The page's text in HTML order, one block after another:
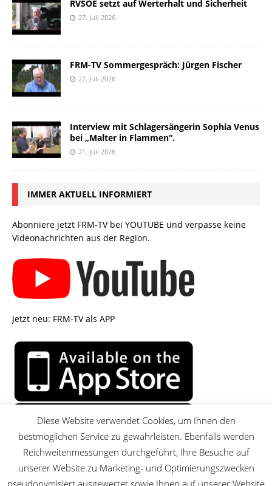
RVSOE setzt auf Werterhalt und Sicherheit
27. Juli 2026
FRM-TV Sommergespräch: Jürgen Fischer
27. Juli 2026
Interview mit Schlagersängerin Sophia Venus
bei „Malter in Flammen“.
21. Juli 2026
IMMER AKTUELL INFORMIERT
Abonniere jetzt FRM-TV bei YOUTUBE und verpasse keine
Videonachrichten aus der Region.
Jetzt neu: FRM-TV als APP
Diese Website verwendet Cookies, um Ihnen den
bestmöglichen Service zu gewährleisten. Ebenfalls werden
Reichweitenmessungen durchgeführt, Ihre Besuche auf
unserer Website zu Marketing- und Optimierungszwecken
pseudonymisiert ausgewertet sowie Ihnen auf unserer Website